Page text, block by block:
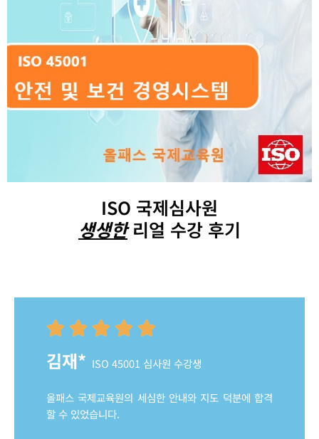
ISO 국제심사원
생생한리얼 수강 후기
김재* ISO 45001 심사원 수강생
올패스 국제교육원의 세심한 안내와 지도 덕분에 합격
할 수 있었습니다.